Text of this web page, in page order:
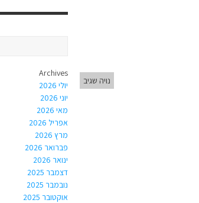
נויה שגיב
Archives
יולי 2026
יוני 2026
מאי 2026
אפריל 2026
מרץ 2026
פברואר 2026
ינואר 2026
דצמבר 2025
נובמבר 2025
אוקטובר 2025